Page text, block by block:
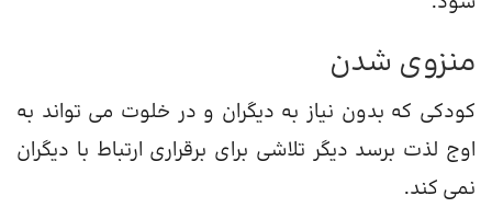
منزوی شدن
کودکی که بدون نیاز به دیگران و در خلوت می تواند به
اوج لذت برسد دیگر تلاشی برای برقراری ارتباط با دیگران
نمی کند.